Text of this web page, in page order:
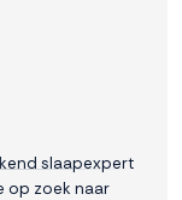
slaapexpert
op zoek naar